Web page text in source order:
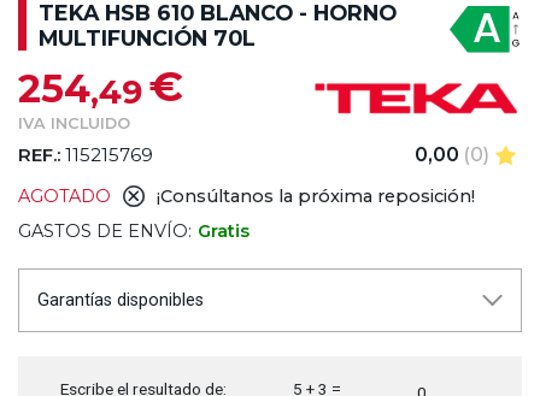
TEKA HSB 610 BLANCO - HORNO
MULTIFUNCIÓN 70L
254,49€
IVA INCLUIDO
REF.: 115215769 0,00 (0)
AGOTADO
¡Consúltanos la próxima reposición!
GASTOS DE ENVÍO: Gratis
Garantías disponibles
Escribe el resultado de: 5 + 3 =